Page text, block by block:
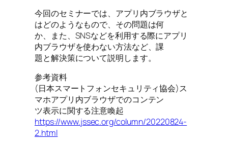
今回のセミナーでは、アプリ内ブラウザと
はどのようなもので、その問題は何
か、また、SNSなどを利用する際にアプリ
内ブラウザを使わない方法など、課
題と解決策について説明します。
参考資料
(日本スマートフォンセキュリティ協会)ス
マホアプリ内ブラウザでのコンテン
ツ表示に関する注意喚起
https://www.jssec.org/column/20220824-
2.html